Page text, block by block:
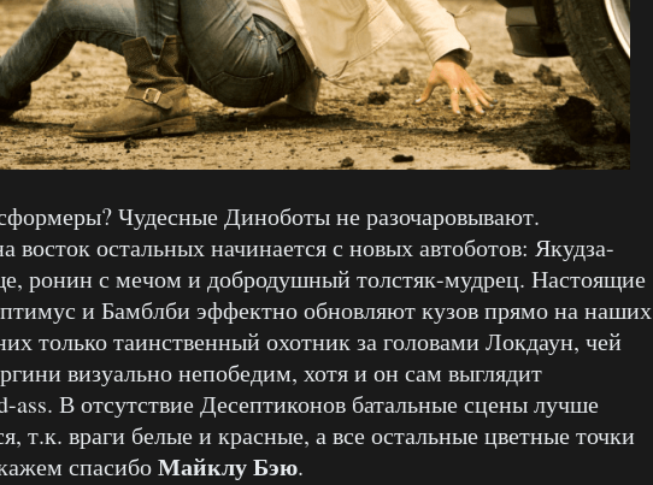
Чудесные Диноботы не разочаровывают.
восток остальных начинается с новых автоботов: Якудза-
ронин с мечом и добродушный толстяк-мудрец. Настоящие
и Бамблби эффектно обновляют кузов прямо на наших
только таинственный охотник за головами Локдаун, чей
визуально непобедим, хотя и он сам выглядит
ass. В отсутствие Десептиконов батальные сцены лучше
т.к. враги белые и красные, а все остальные цветные точки
спасибоМайклу Бэю.